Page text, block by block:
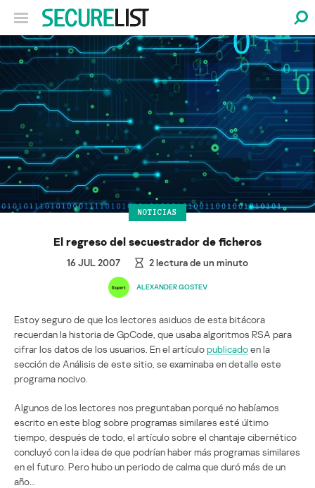
NOTICIAS
El regreso del secuestrador de ficheros
16 JUL 2007 2lectura de un minuto
ALEXANDER GOSTEV
Estoy seguro de que los lectores asiduos de esta bitácora
recuerdan la historia de GpCode, que usaba algoritmos RSA para
cifrar los datos de los usuarios. En el artículopublicadoen la
sección de Análisis de este sitio, se examinaba en detalle este
programa nocivo.
Algunos de los lectores nos preguntaban porqué no habíamos
escrito en este blog sobre programas similares esté último
tiempo, después de todo, el artículo sobre el chantaje cibernético
concluyó con la idea de que podrían haber más programas similares
en el futuro. Pero hubo un periodo de calma que duró más de un
año…